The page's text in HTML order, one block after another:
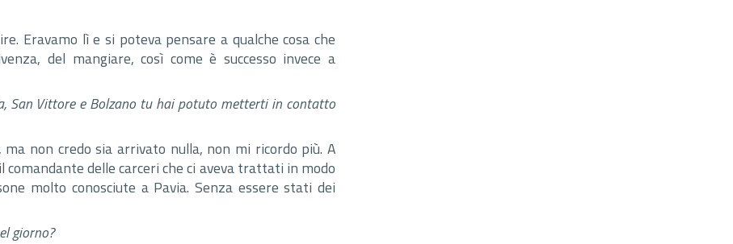
Eravamo lì e si poteva pensare a qualche cosa che
del mangiare, così come è successo invece a
San Vittore e Bolzano tu hai potuto metterti in contatto
non credo sia arrivato nulla, non mi ricordo più. A
comandante delle carceri che ci aveva trattati in modo
molto conosciute a Pavia. Senza essere stati dei
giorno?